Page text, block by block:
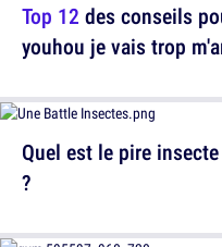
Top 12 des conseils
youhou je vais trop
Quel est le pire
?